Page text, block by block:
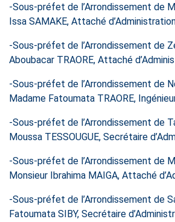
-Sous-préfet de l’Arrondissement de
Issa SAMAKE, Attaché
-Sous-préfet de l’Arrondissement de
Aboubacar TRAORE, Attaché
-Sous-préfet de l’Arrondissement de
Madame Fatoumata TRAORE,
-Sous-préfet de l’Arrondissement de
Moussa TESSOUGUE, Secrétaire
-Sous-préfet de l’Arrondissement de
Monsieur Ibrahima MAIGA, Attaché
-Sous-préfet de l’Arrondissement de
Fatoumata SIBY, Secrétaire